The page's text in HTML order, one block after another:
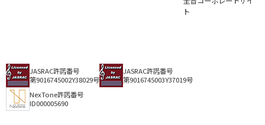
ト
JASRAC許諾番号
第9016745002Y38029号
JASRAC許諾番号
第9016745003Y37019号
NexTone許諾番号
ID000005690